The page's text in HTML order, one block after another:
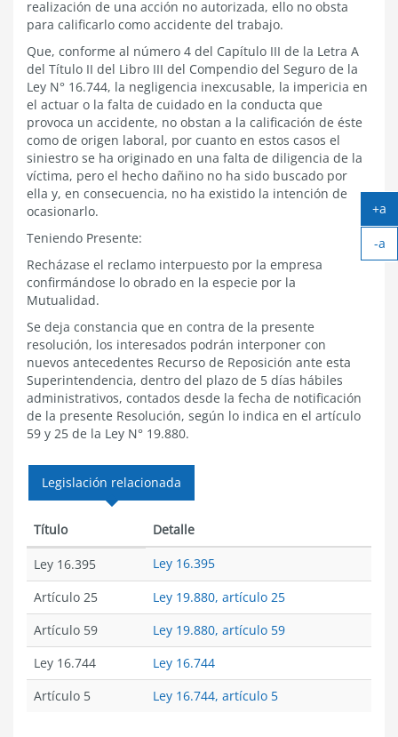
realización de una acción no autorizada, ello no obsta
para calificarlo como accidente del trabajo.
Que, conforme al número 4 del Capítulo III de la Letra A
del Título II del Libro III del Compendio del Seguro de la
Ley N° 16.744, la negligencia inexcusable, la impericia en
el actuar o la falta de cuidado en la conducta que
provoca un accidente, no obstan a la calificación de éste
como de origen laboral, por cuanto en estos casos el
siniestro se ha originado en una falta de diligencia de la
víctima, pero el hecho dañino no ha sido buscado por
ella y, en consecuencia, no ha existido la intención de
ocasionarlo.
Teniendo Presente:
Recházase el reclamo interpuesto por la empresa
confirmándose lo obrado en la especie por la
Mutualidad.
Se deja constancia que en contra de la presente
resolución, los interesados podrán interponer con
nuevos antecedentes Recurso de Reposición ante esta
Superintendencia, dentro del plazo de 5 días hábiles
administrativos, contados desde la fecha de notificación
de la presente Resolución, según lo indica en el artículo
59 y 25 de la Ley N° 19.880.
Legislación relacionada
Título Detalle
Ley 16.395
Ley 16.395
Artículo 25
Ley 19.880, artículo 25
Artículo 59
Ley 19.880, artículo 59
Ley 16.744
Ley 16.744
Artículo 5
Ley 16.744, artículo 5
+a
-a